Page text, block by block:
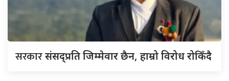
सरकारसंसद्‍प्रति जिम्मेवार छैन, हाम्रो विरोध रोकिँदै